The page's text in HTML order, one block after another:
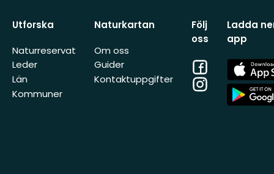
Utforska
Naturreservat
Leder
Län
Kommuner
Naturkartan
Om oss
Guider
Kontaktuppgifter
Följ
oss
Facebook
Instagram
Ladda
app
App
Store
App
Store